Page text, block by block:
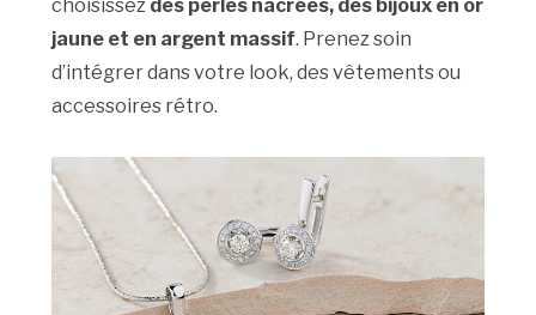
choisissez des perles nacrées, des bijoux en or
jaune et en argent massif. Prenez soin
d’intégrer dans votre look, des vêtements ou
accessoires rétro.